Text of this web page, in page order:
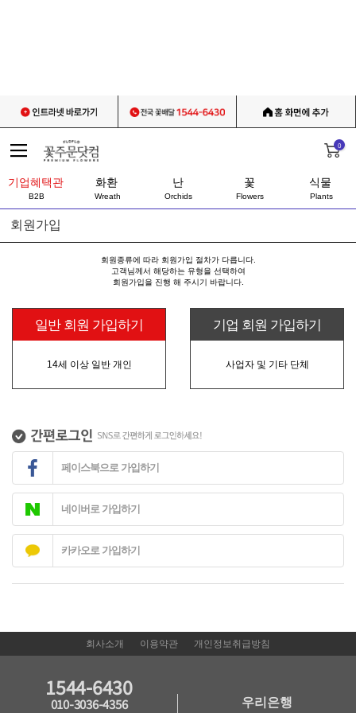
0
기업혜택관
B2B
화환
Wreath
난
Orchids
꽃
Flowers
식물
Plants
회원가입
회원종류에 따라 회원가입 절차가 다릅니다.
고객님께서 해당하는 유형을 선택하여
회원가입을 진행 해 주시기 바랍니다.
일반 회원 가입하기
14세 이상 일반 개인
기업 회원 가입하기
사업자 및 기타 단체
페이스북으로 가입하기
네이버로 가입하기
카카오로 가입하기
회사소개 이용약관 개인정보취급방침
1544-6430
010-3036-4356 우리은행